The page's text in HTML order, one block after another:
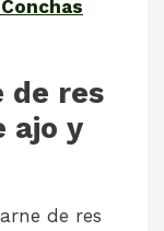
de res
ajo y
de res